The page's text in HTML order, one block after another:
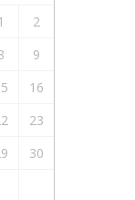
2
9
16
23
30